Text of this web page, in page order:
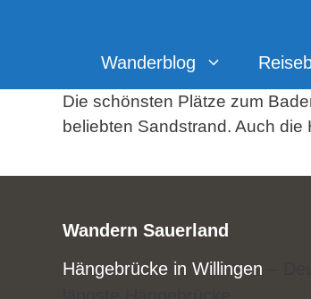
Wanderblog
Die schönsten Plätze zum
beliebten Sandstrand. Auch
Wandern Sauerland
Hängebrücke in Willingen